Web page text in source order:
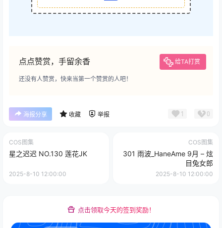
点点赞赏，手留余香 给TA打赏
还没有人赞赏，快来当第一个赞赏的人吧！
海报分享 收藏 举报 1 0
COS图集
星之迟迟 NO.130 莲花JK
2025-8-10 12:00:00
COS图集
301 雨波_HaneAme 9月 – 炫
目兔女郎
2025-8-10 12:00:00
点击领取今天的签到奖励！